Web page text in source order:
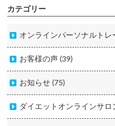
カテゴリー
オンラインパーソナルトレ
お客様の声 (39)
お知らせ (75)
ダイエットオンラインサロ